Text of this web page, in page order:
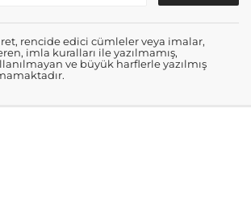
rencide edici cümleler veya imalar,
imla kuralları ile yazılmamış,
ve büyük harflerle yazılmış